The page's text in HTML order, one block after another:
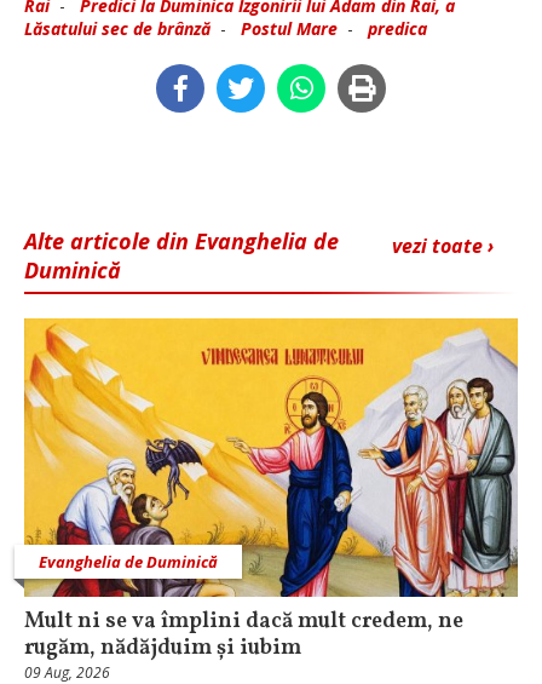
Rai- Predici la Duminica Izgonirii lui Adam din Rai, a
Lăsatului sec de brânză - Postul Mare - predica
vezi toate ›
Alte articole din Evanghelia de
Duminică
Evanghelia de Duminică
Mult ni se va împlini dacă mult credem, ne
rugăm, nădăjduim și iubim
09 Aug, 2026